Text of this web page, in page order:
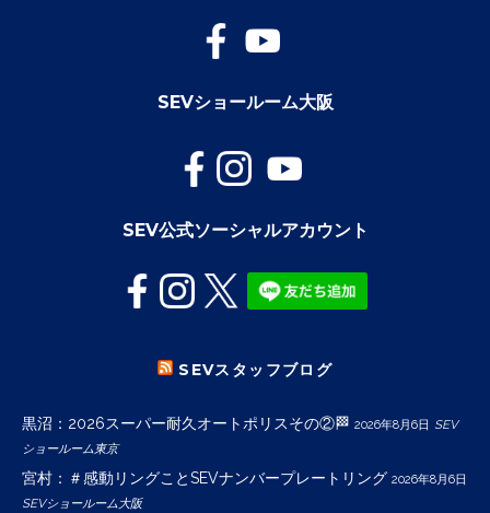
SEVショールーム大阪
SEV公式ソーシャルアカウント
SEVスタッフブログ
黒沼：2026スーパー耐久オートポリスその②🏁 2026年8月6日 SEV
ショールーム東京
宮村：＃感動リングことSEVナンバープレートリング 2026年8月6日
SEVショールーム大阪